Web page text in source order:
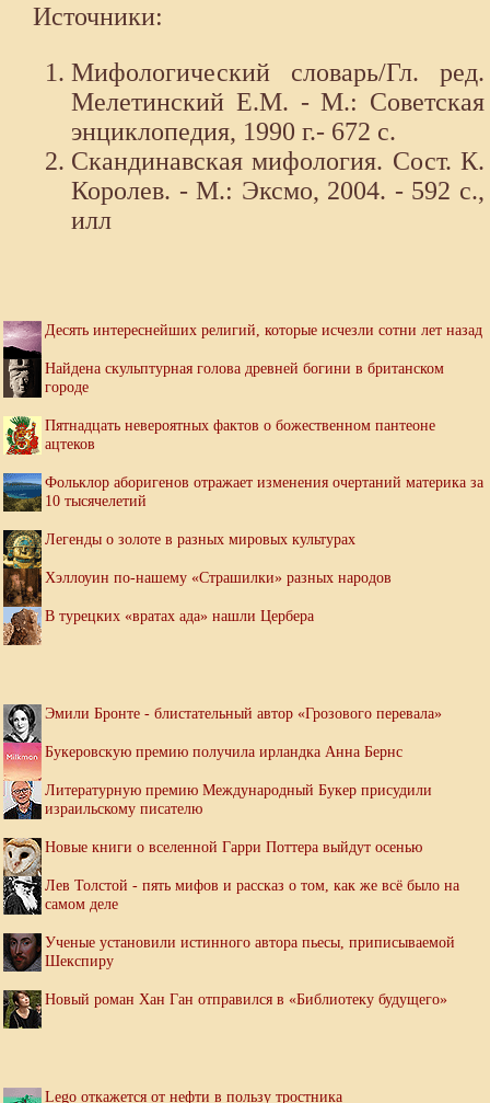
Источники:
Мифологический словарь/Гл. ред.
Мелетинский Е.М. - М.: Советская
энциклопедия, 1990 г.- 672 с.
Скандинавская мифология. Сост. К.
Королев. - М.: Эксмо, 2004. - 592 с.,
илл
Десять интереснейших религий, которые исчезли сотни лет назад
Найдена скульптурная голова древней богини в британском
городе
Пятнадцать невероятных фактов о божественном пантеоне
ацтеков
Фольклор аборигенов отражает изменения очертаний материка за
10 тысячелетий
Легенды о золоте в разных мировых культурах
Хэллоуин по-нашему «Страшилки» разных народов
В турецких «вратах ада» нашли Цербера
Эмили Бронте - блистательный автор «Грозового перевала»
Букеровскую премию получила ирландка Анна Бернс
Литературную премию Международный Букер присудили
израильскому писателю
Новые книги о вселенной Гарри Поттера выйдут осенью
Лев Толстой - пять мифов и рассказ о том, как же всё было на
самом деле
Ученые установили истинного автора пьесы, приписываемой
Шекспиру
Новый роман Хан Ган отправился в «Библиотеку будущего»
Lego откажется от нефти в пользу тростника